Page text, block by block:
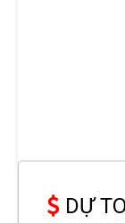
DỰ